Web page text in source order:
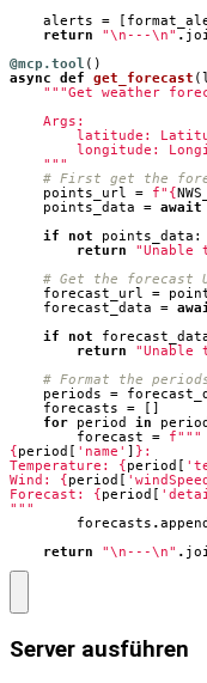
alerts
= [
return
"\n ---\n" .
@mcp.tool ()
async
def get_forecast (
    """
# First get the
points_url
= f" {
points_data
= await
if
not points_data :
return
# Get the forecast
forecast_url
=
forecast_data
=
if
not
return
# Format the
periods
=
forecasts
=
[]
for
period in
forecast
= f
{period [ 'name' ] }
Temperature: {period [
Wind: {period [
Forecast: {period [
"""
forecasts .append
return
"\n ---\n" .
Server ausführen